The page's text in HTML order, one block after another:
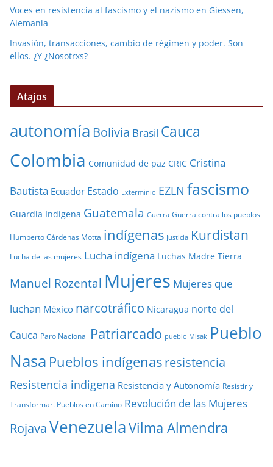
Voces en resistencia al fascismo y el nazismo en Giessen,
Alemania
Invasión, transacciones, cambio de régimen y poder. Son
ellos. ¿Y ¿Nosotrxs?
Atajos
autonomía Bolivia Brasil Cauca
Colombia Comunidad de paz CRIC Cristina
Bautista Ecuador Estado Exterminio EZLN fascismo
Guardia Indígena Guatemala Guerra Guerra contra los pueblos
Humberto Cárdenas Motta indígenas Justicia Kurdistan
Lucha de las mujeres Lucha indígena Luchas Madre Tierra
Manuel Rozental Mujeres Mujeres que
luchan México narcotráfico Nicaragua norte del
Cauca Paro Nacional Patriarcado pueblo Misak Pueblo
Nasa Pueblos indígenasresistencia
Resistencia indigena Resistencia y Autonomía Resistir y
Transformar. Pueblos en Camino Revolución de las Mujeres
RojavaVenezuelaVilma Almendra